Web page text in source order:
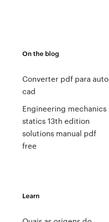
On the blog
Converter pdf para auto
cad
Engineering mechanics
statics 13th edition
solutions manual pdf
free
Learn